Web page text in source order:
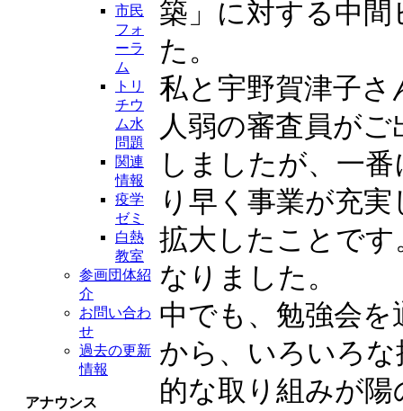
市民
フォ
ーラ
ム
トリ
チウ
ム水
問題
関連
情報
疫学
ゼミ
白熱
教室
参画団体紹
介
お問い合わ
せ
過去の更新
情報
アナウンス
築」に対する中
た。
私と宇野賀津子
人弱の審査員が
しましたが、一
り早く事業が充
拡大したことで
なりました。
中でも、勉強会
から、いろいろ
的な取り組みが